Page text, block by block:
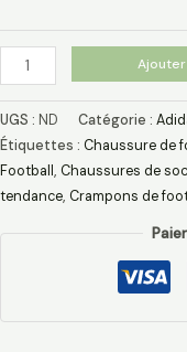
UGS : ND Catégorie :
Étiquettes : Chaussure de
Football , Chaussures de
tendance, Crampons de